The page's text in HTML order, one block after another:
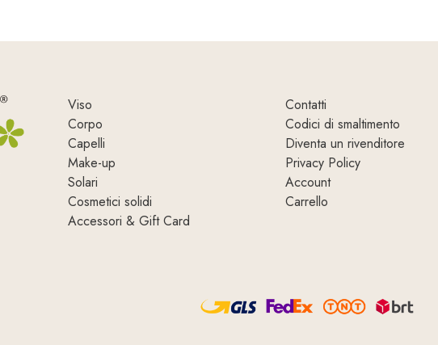
Viso
Corpo
Capelli
Make-up
Solari
Cosmetici solidi
Accessori & Gift Card
Contatti
Codici di smaltimento
Diventa un rivenditore
Privacy Policy
Account
Carrello